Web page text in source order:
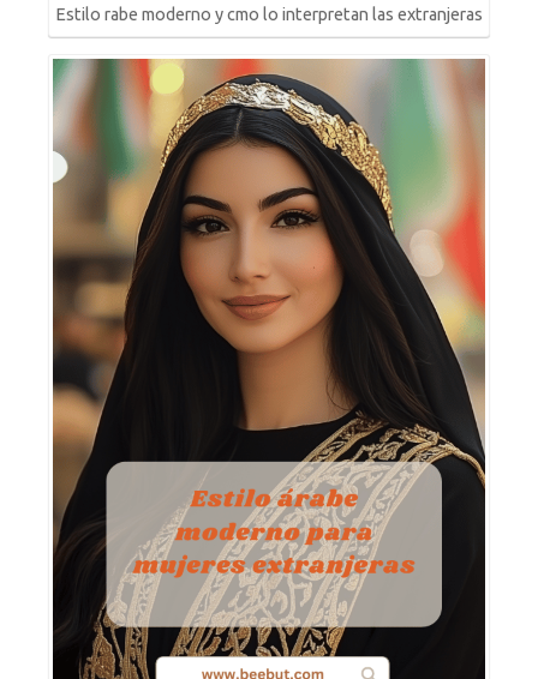
Estilo rabe moderno y cmo lo interpretan las extranjeras